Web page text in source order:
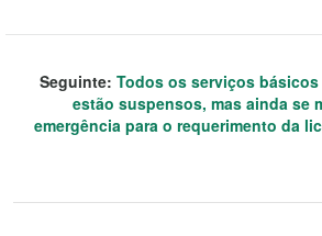
Seguinte: Todos os serviços
estão suspensos, mas ainda se
emergência para o requerimento da